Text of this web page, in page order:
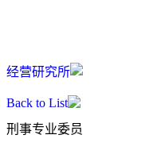
经营研究所
Back to List
刑事专业委员